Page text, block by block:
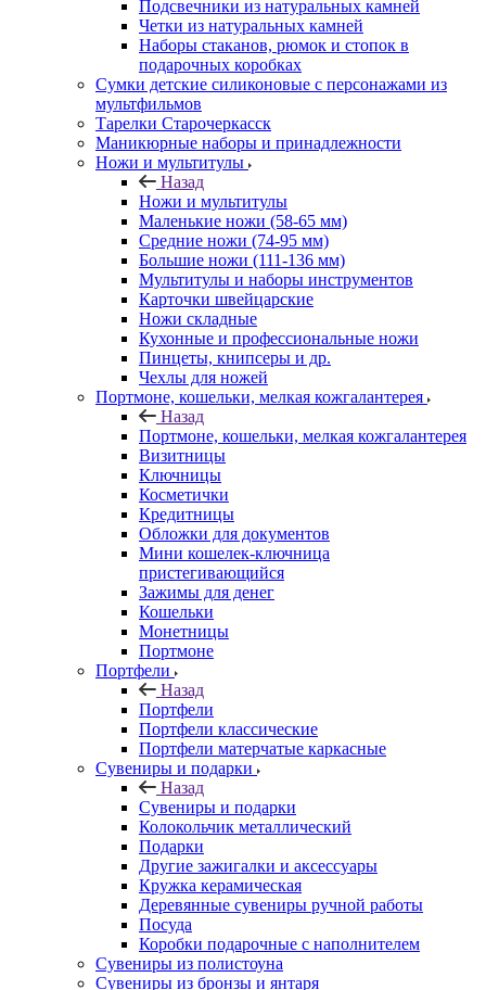
Подсвечники из натуральных камней
Четки из натуральных камней
Наборы стаканов, рюмок и стопок в
подарочных коробках
Сумки детские силиконовые с персонажами из
мультфильмов
Тарелки Старочеркасск
Маникюрные наборы и принадлежности
Ножи и мультитулы
Назад
Ножи и мультитулы
Маленькие ножи (58-65 мм)
Средние ножи (74-95 мм)
Большие ножи (111-136 мм)
Мультитулы и наборы инструментов
Карточки швейцарские
Ножи складные
Кухонные и профессиональные ножи
Пинцеты, книпсеры и др.
Чехлы для ножей
Портмоне, кошельки, мелкая кожгалантерея
Назад
Портмоне, кошельки, мелкая кожгалантерея
Визитницы
Ключницы
Косметички
Кредитницы
Обложки для документов
Мини кошелек-ключница
пристегивающийся
Зажимы для денег
Кошельки
Монетницы
Портмоне
Портфели
Назад
Портфели
Портфели классические
Портфели матерчатые каркасные
Сувениры и подарки
Назад
Сувениры и подарки
Колокольчик металлический
Подарки
Другие зажигалки и аксессуары
Кружка керамическая
Деревянные сувениры ручной работы
Посуда
Коробки подарочные с наполнителем
Сувениры из полистоуна
Сувениры из бронзы и янтаря